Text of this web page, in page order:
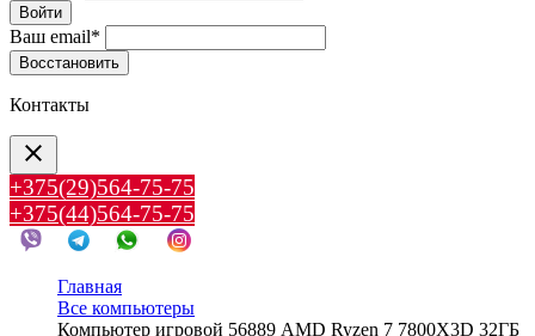
Войти
Ваш email*
Воcстановить
Контакты
clear
+375(29)564-75-75
+375(44)564-75-75
Главная
Все компьютеры
Компьютер игровой 56889 AMD Ryzen 7 7800X3D 32ГБ